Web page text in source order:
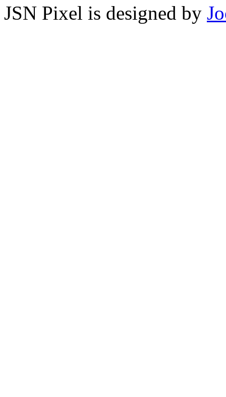
JSN Pixel is designed by